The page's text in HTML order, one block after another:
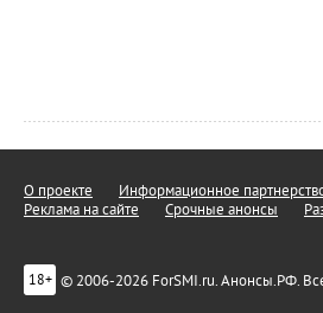
О проекте Информационное
Реклама на сайте
Срочные анонсы
18+ © 2006-2026 ForSMI.ru. Анонсы.РФ.